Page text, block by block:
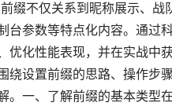
缀不仅关系到昵称展示、战
台参数等特点化内容。通过科
优化性能表现，并在实战中
绕设置前缀的思路、操作步
。一、了解前缀的基本类型